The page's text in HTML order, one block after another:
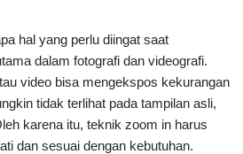
hal yang perlu diingat saat
dalam fotografi dan videografi.
video bisa mengekspos kekurangan
tidak terlihat pada tampilan asli,
karena itu, teknik zoom in harus
dan sesuai dengan kebutuhan.